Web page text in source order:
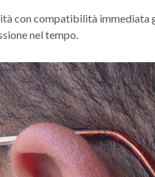
con compatibilità immediata
nel tempo.